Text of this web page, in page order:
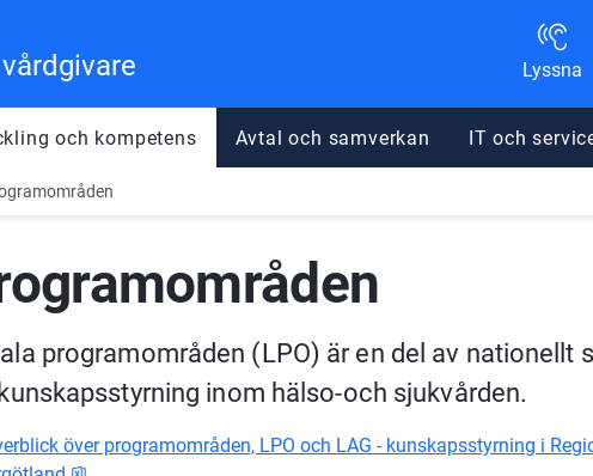
Lyssna
och kompetens Avtal och samverkan IT och
programområden (LPO) är en del av nationellt
inom hälso-och sjukvården.
över programområden, LPO och LAG - kunskapsstyrning i